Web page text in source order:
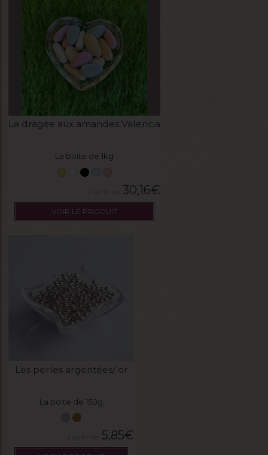
La dragée aux amandes Valencia
La boite de 1kg
30,16€
VOIR LE PRODUIT
Les perles argentées/ or
La boite de 150g
5,85€